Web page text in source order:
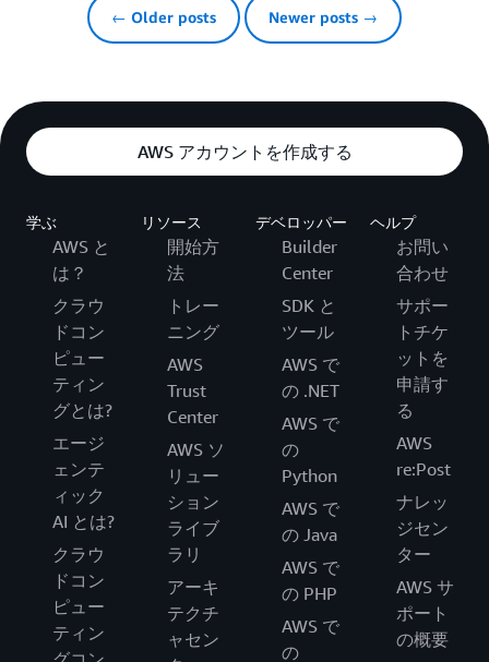
← Older posts Newer posts →
AWS アカウントを作成する
学ぶ
AWS と
は？
クラウ
ドコン
ピュー
ティン
グとは?
エージ
ェンテ
ィック
AI とは?
クラウ
ドコン
ピュー
ティン
リソース
開始方
法
トレー
ニング
AWS
Trust
Center
AWS ソ
リュー
ション
ライブ
ラリ
アーキ
テクチ
ャセン
デベロッパー
Builder
Center
SDK と
ツール
AWS で
の .NET
AWS で
の
Python
AWS で
の Java
AWS で
の PHP
AWS で
の
ヘルプ
お問い
合わせ
サポー
トチケ
ットを
申請す
る
AWS
re:Post
ナレッ
ジセン
ター
AWS サ
ポート
の概要